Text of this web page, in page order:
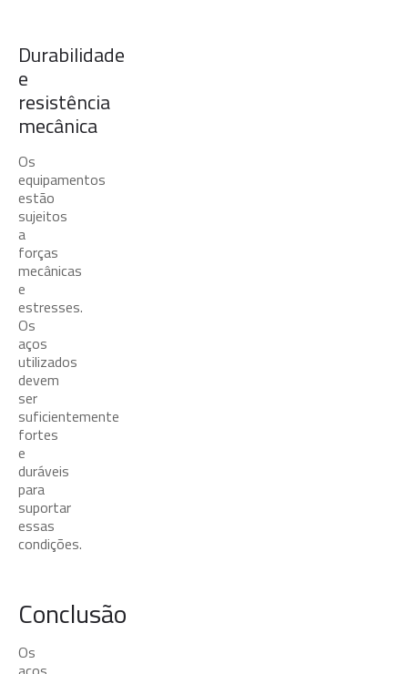
Durabilidade
e
resistência
mecânica
Os
equipamentos
estão
sujeitos
a
forças
mecânicas
e
estresses.
Os
aços
utilizados
devem
ser
suficientemente
fortes
e
duráveis
para
suportar
essas
condições.
Conclusão
Os